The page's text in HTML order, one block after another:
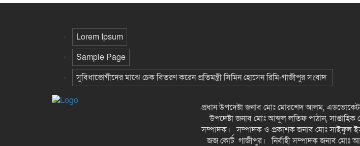
Lorem Ipsum
Sample Page
সুবিধাভোগীদের মাঝে চেক বিতরণ করেন প্রতিমন্ত্রী সিমিন হোসেন রিমি-গাজীপুর সংবাদ
প্রধান উপদেষ্টা জনাব মোঃ মোরশেদ আলম,
উপদেষ্টা জনাব মোঃ আব্দুল লতিফ পাঠান, সাপ্তাহিক
সম্পাদক। সম্পাদক ও প্রকাশক জনাব মোঃ সাইফুল
জজ কোর্ট গাজীপুর। নির্বাহী সম্পাদক জনাব মোঃ